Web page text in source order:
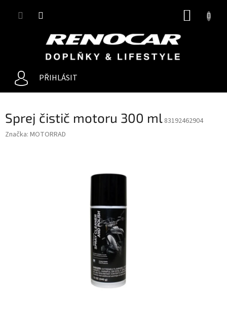
PŘIHLÁSIT
Sprej čistič motoru 300 ml 83192462904
Značka: MOTORRAD